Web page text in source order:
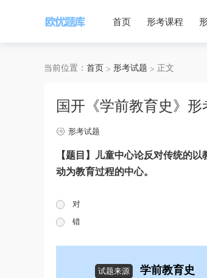
首页 形考课程
当前位置： 首页 形考试题 正文
国开《学前教育史》形
形考试题
【题目】儿童中心论反对传统的
动为教育过程的中心。
对
错
试题来源 学前教育史